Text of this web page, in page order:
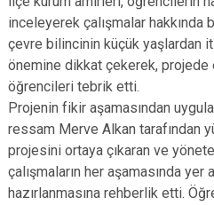
inceleyerek çalışmalar hakkında
çevre bilincinin küçük yaşlardan
önemine dikkat çekerek,
öğrencileri tebrik etti.
Projenin fikir aşamasından
ressam Merve Alkan tarafından
projesini ortaya çıkaran ve
çalışmaların her aşamasında yer
hazırlanmasına rehberlik etti.